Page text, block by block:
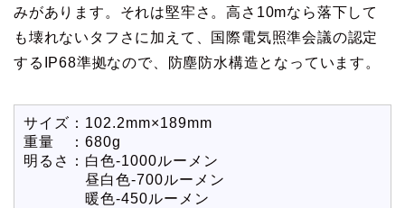
みがあります。それは堅牢さ。高さ10mなら落下して
も壊れないタフさに加えて、国際電気照準会議の認定
するIP68準拠なので、防塵防水構造となっています。
サイズ：102.2mm×189mm
重量 ：680g
明るさ：白色-1000ルーメン
昼白色-700ルーメン
暖色-450ルーメン